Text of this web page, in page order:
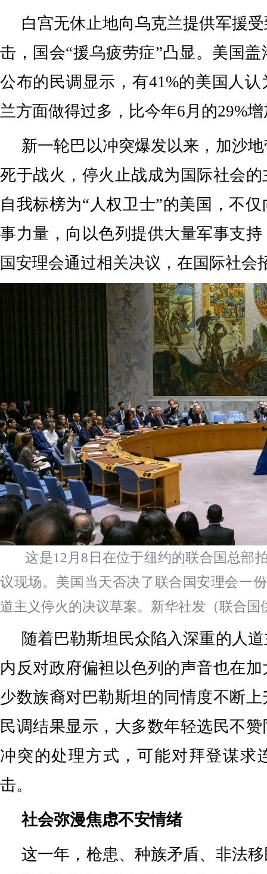
白宫无休止地向乌克兰提供军援
击，国会“援乌疲劳症”凸显。美国
公布的民调显示，有41%的美国人
兰方面做得过多，比今年6月的29%
新一轮巴以冲突爆发以来，加沙
死于战火，停火止战成为国际社会
自我标榜为“人权卫士”的美国，不
事力量，向以色列提供大量军事支
国安理会通过相关决议，在国际社会
这是12月8日在位于纽约的联合国总部
议现场。美国当天否决了联合国安理会一
道主义停火的决议草案。新华社发（联合国
随着巴勒斯坦民众陷入深重的人
内反对政府偏袒以色列的声音也在
少数族裔对巴勒斯坦的同情度不断
民调结果显示，大多数年轻选民不
冲突的处理方式，可能对拜登谋求
击。
社会弥漫焦虑不安情绪
这一年，枪患、种族矛盾、非法